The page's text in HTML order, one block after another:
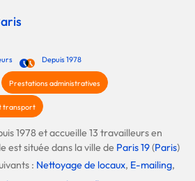
Depuis 1978
Prestations administratives
transport
1978 et accueille 13 travailleurs en
est située dans la ville de Paris 19(Paris)
: Nettoyage de locaux, E-mailing,